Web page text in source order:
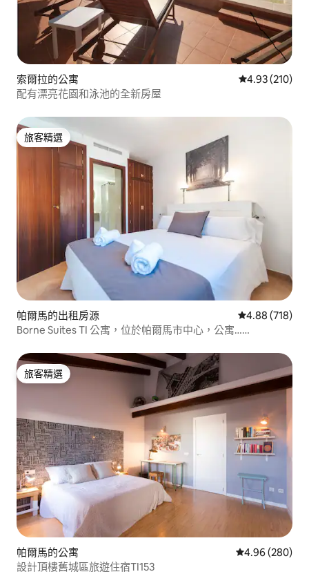
索爾拉的公寓 從 210 則評價
4.93 (210)
配有漂亮花園和泳池的全新房屋
旅客精選
旅客精選
帕爾馬的出租房源 從 718 則評價
4.88 (718)
Borne Suites TI 公寓，位於帕爾馬市中心，公寓……
旅客精選
旅客精選
帕爾馬的公寓 從 280 則評價
4.96 (280)
設計頂樓舊城區旅遊住宿TI153